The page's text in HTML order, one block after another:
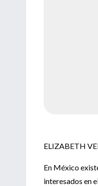
ELIZABETH
En México
interesados en